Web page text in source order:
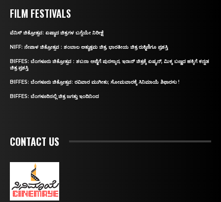
FILM FESTIVALS
ವೆನಿಸ್‌ ಚಿತ್ರೋತ್ಸವ: ಏಷ್ಯಾದ ಚಿತ್ರಗಳ ಬಗ್ಗೆಯೇ ನಿರೀಕ್ಷೆ
NIFF: ನೇಪಾಳ ಚಿತ್ರೋತ್ಸವ : ಶಂಬಾಲ ಅತ್ಯುತ್ತಮ ಚಿತ್ರ, ಭಾರತೀಯ ಚಿತ್ರ ರುಕ್ಮಿಣಿಗೂ ಪ್ರಶಸ್ತಿ
BIFFES: ಬೆಂಗಳೂರು ಚಿತ್ರೋತ್ಸವ : ಶಬನಾ ಅಜ್ಮಿಗೆ ಪುರಸ್ಕಾರ, ಇರಾನ್‌ ಚಿತ್ರಕ್ಕೆ ಏಷ್ಯನ್‌, ಮಿಕ್ಕ ಬಣ್ಣದ ಹಕ್ಕಿಗೆ ಕನ್ನಡ
ಚಿತ್ರ ಪ್ರಶಸ್ತಿ
BIFFES: ಬೆಂಗಳೂರು ಚಿತ್ರೋತ್ಸವ: ರವಿವಾರ ಮುಗೀತು; ಸೋಮವಾರಕ್ಕೆ ಸಿನಿಮಾಯೆ ಶಿಫಾರಸು !
BIFFES: ಬೆಂಗಳೂರಿನಲ್ಲಿ ಚಿತ್ರ ಜಗತ್ತು ಇಂದಿನಿಂದ
CONTACT US